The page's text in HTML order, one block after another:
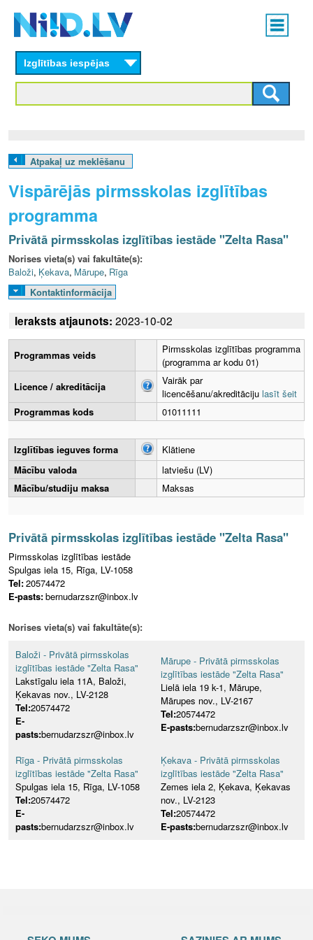
content
Main
menu
L
V
Izglītības iespējas
Atpakaļ uz meklēšanu
Vispārējās pirmsskolas izglītības
programma
Privātā pirmsskolas izglītības iestāde "Zelta Rasa"
Norises vieta(s) vai fakultāte(s):
Baloži, Ķekava, Mārupe, Rīga
Kontaktinformācija
Ieraksts atjaunots: 2023-10-02
Programmas veids
Pirmsskolas izglītības programma
(programma ar kodu 01)
Licence / akreditācija
Vairāk par
licencēšanu/akreditāciju lasīt šeit
Programmas kods
01011111
Izglītības ieguves forma
Klātiene
Mācību valoda
latviešu (LV)
Mācību/studiju maksa
Maksas
Privātā pirmsskolas izglītības iestāde "Zelta Rasa"
Pirmsskolas izglītības iestāde
Spulgas iela 15, Rīga, LV-1058
Tel:20574472
E-pasts:bernudarzszr@inbox.lv
Norises vieta(s) vai fakultāte(s):
Baloži - Privātā pirmsskolas
izglītības iestāde "Zelta Rasa"
Lakstīgalu iela 11A, Baloži,
Ķekavas nov., LV-2128
Tel:20574472
E-
pasts:bernudarzszr@inbox.lv
Mārupe - Privātā pirmsskolas
izglītības iestāde "Zelta Rasa"
Lielā iela 19 k-1, Mārupe,
Mārupes nov., LV-2167
Tel:20574472
E-pasts:bernudarzszr@inbox.lv
Rīga - Privātā pirmsskolas
izglītības iestāde "Zelta Rasa"
Spulgas iela 15, Rīga, LV-1058
Tel:20574472
E-
pasts:bernudarzszr@inbox.lv
Ķekava - Privātā pirmsskolas
izglītības iestāde "Zelta Rasa"
Zemes iela 2, Ķekava, Ķekavas
nov., LV-2123
Tel:20574472
E-pasts:bernudarzszr@inbox.lv